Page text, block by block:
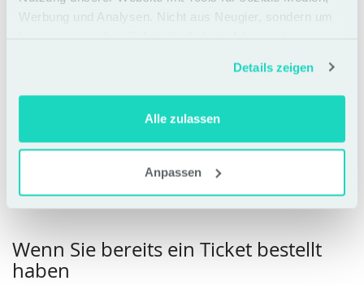
Werbung und Analysen. Nicht aus Neugier, sondern um
Details zeigen
Alle zulassen
Anpassen
Zum Warenkorb hinzufügen
Wenn Sie bereits ein Ticket bestellt
haben